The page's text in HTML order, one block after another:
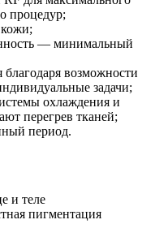
процедур;
— минимальный
благодаря возможности
задачи;
охлаждения и
перегрев тканей;
период.
и теле
пигментация